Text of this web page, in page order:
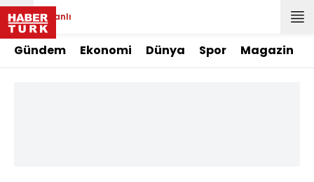
Canlı
Gündem Ekonomi Dünya Spor Magazin